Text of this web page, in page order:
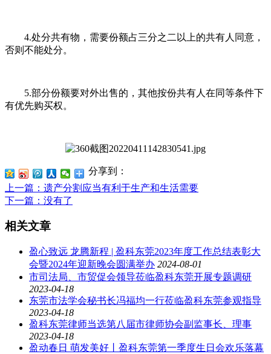
4.处分共有物，需要份额占三分之二以上的共有人同意，
否则不能处分。
5.部分份额要对外出售的，其他按份共有人在同等条件下
有优先购买权。
分享到：
上一篇 ：遗产分割应当有利于生产和生活需要
下一篇 ：没有了
相关文章
盈心致远 龙腾新程 | 盈科东莞2023年度工作总结表彰大
会暨2024年迎新晚会圆满举办 2024-08-01
市司法局、市贸促会领导莅临盈科东莞开展专题调研
2023-04-18
东莞市法学会秘书长冯福均一行莅临盈科东莞参观指导
2023-04-18
盈科东莞律师当选第八届市律师协会副监事长、理事
2023-04-18
盈动春日 萌发美好丨盈科东莞第一季度生日会欢乐落幕